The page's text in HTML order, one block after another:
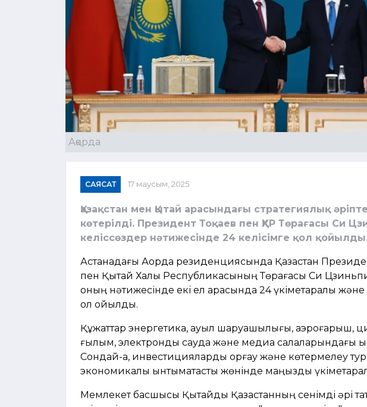
Ақорда
САЯСАТ 17 маусым, 2025
Қазақстан мен Қытай арасындағы стратегиялық
көтерілді. Президент Тоқаев пен ҚХР Төрағасы Си
келіссөздер нәтижесінде 24 келісімге қол
Астанадағы Ақорда резиденциясында Қазақстан
пен Қытай Халық Республикасының Төрағасы Си
оның нәтижесінде екі ел арасында 24 үкіметаралық және
қол қойылды.
Құжаттар энергетика, ауыл шаруашылығы, аэроғарыш,
ғылым, электрондық сауда және медиа салаларындағы
Сондай-ақ, инвестицияларды қорғау және көтермелеу
экономикалық ынтымақтастық жөнінде маңызды
Мемлекет басшысы Қытайды Қазақстанның сенімді әрі